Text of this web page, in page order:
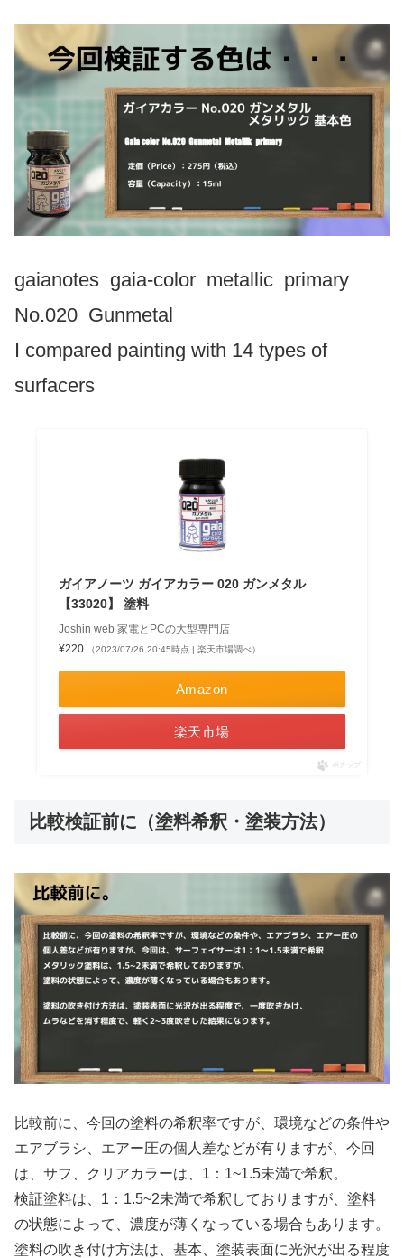
gaianotes gaia-color metallic primary
No.020 Gunmetal
I compared painting with 14 types of
surfacers
ガイアノーツ ガイアカラー 020 ガンメタル
【33020】 塗料
Joshin web 家電とPCの大型専門店
¥220
（2023/07/26 20:45時点 | 楽天市場調べ）
Amazon
楽天市場
ポチップ
比較検証前に（塗料希釈・塗装方法）
比較前に、今回の塗料の希釈率ですが、環境などの条件や
エアブラシ、エアー圧の個人差などが有りますが、今回
は、サフ、クリアカラーは、1：1~1.5未満で希釈。
検証塗料は、1：1.5~2未満で希釈しておりますが、塗料
の状態によって、濃度が薄くなっている場合もあります。
塗料の吹き付け方法は、基本、塗装表面に光沢が出る程度